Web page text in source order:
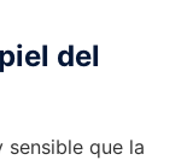
del
sensible que la